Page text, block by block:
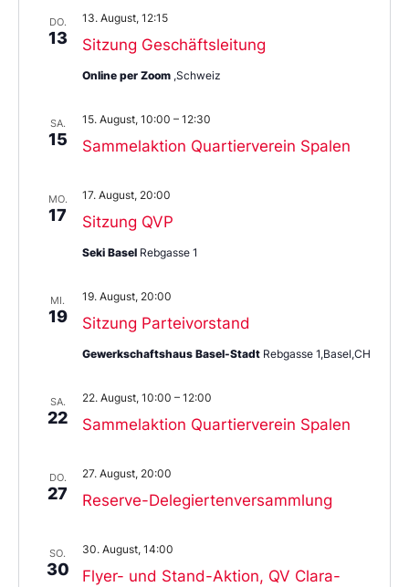
aus.
DO.
13 Sitzung Geschäftsleitung
13. August, 12:15
Online per Zoom ,Schweiz
SA.
15 Sammelaktion Quartierverein Spalen
15. August, 10:00 – 12:30
MO.
17 Sitzung QVP
17. August, 20:00
Seki Basel Rebgasse 1
MI.
19 Sitzung Parteivorstand
19. August, 20:00
Gewerkschaftshaus Basel-Stadt Rebgasse 1,Basel,CH
SA.
22 Sammelaktion Quartierverein Spalen
22. August, 10:00 – 12:00
DO.
27 Reserve-Delegiertenversammlung
27. August, 20:00
SO.
30 Flyer- und Stand-Aktion, QV Clara-
30. August, 14:00